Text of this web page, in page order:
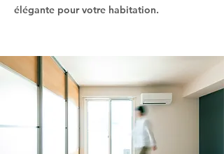
élégante pour votre habitation.